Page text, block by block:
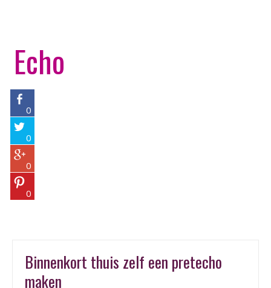
Echo
0
0
0
0
Binnenkort thuis zelf een pretecho
maken